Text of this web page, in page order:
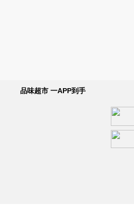
品味超市 一APP到手